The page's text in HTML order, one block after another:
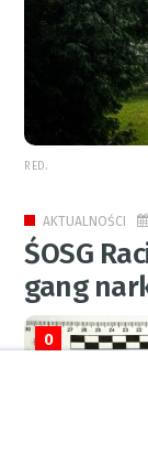
RED.
AKTUALNOŚCI
ŚOSG
gang
0